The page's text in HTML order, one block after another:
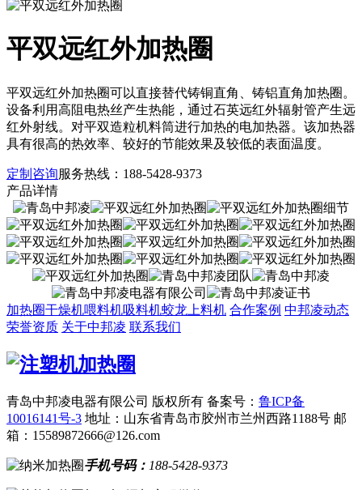
平双远红外加热圈
平双远红外加热圈可以直接替代铸铜直角、铸铝直角加热圈。
设备利用高阻电热丝产生热能，通过石英远红外辐射管产生远
红外射线。对平双造粒机料筒进行加热的电加热器。该加热器
具有很高的热效率、较好的节能效果及较低的表面温度。
定制咨询服务热线： 188-5428-9373
产品详情
加热圈干燥机喂料机吸料机蛟龙上料机 合作案例 中邦凌动态
荣誉资质 关于中邦凌 联系我们
青岛中邦凌电器有限公司 版权所有 备案号： 鲁ICP备
10016141号-3 地址：山东省青岛市胶州市兰州西路1188号 邮
箱：15589872666@126.com
手机号码： 188-5428-9373